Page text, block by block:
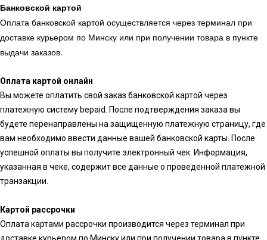
Банковской картой
Оплата банковской картой осуществляется через терминал при
доставке курьером по Минску или при получении товара в пункте
выдачи заказов.
Оплата картой онлайн
Вы можете оплатить свой заказ банковской картой через
платежную систему bepaid. После подтверждения заказа вы
будете перенаправлены на защищенную платежную страницу, где
вам необходимо ввести данные вашей банковской карты. После
успешной оплаты вы получите электронный чек. Информация,
указанная в чеке, содержит все данные о проведенной платежной
транзакции.
Картой рассрочки
Оплата картами рассрочки производится через терминал при